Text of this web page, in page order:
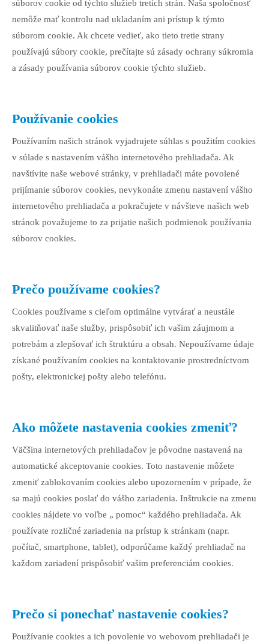
súborov cookie od týchto služieb tretích strán. Naša spoločnosť
nemôže mať kontrolu nad ukladaním ani prístup k týmto
súborom cookie. Ak chcete vedieť, ako tieto tretie strany
používajú súbory cookie, prečítajte sú zásady ochrany súkromia
a zásady používania súborov cookie týchto služieb.
Používanie cookies
Používaním našich stránok vyjadrujete súhlas s použitím cookies
v súlade s nastavením vášho internetového prehliadača. Ak
navštívite naše webové stránky, v prehliadači máte povolené
prijímanie súborov cookies, nevykonáte zmenu nastavení vášho
internetového prehliadača a pokračujete v návšteve našich web
stránok považujeme to za prijatie našich podmienok používania
súborov cookies.
Prečo používame cookies?
Cookies používame s cieľom optimálne vytvárať a neustále
skvalitňovať naše služby, prispôsobiť ich vašim záujmom a
potrebám a zlepšovať ich štruktúru a obsah. Nepoužívame údaje
získané používaním cookies na kontaktovanie prostredníctvom
pošty, elektronickej pošty alebo telefónu.
Ako môžete nastavenia cookies zmeniť?
Väčšina internetových prehliadačov je pôvodne nastavená na
automatické akceptovanie cookies. Toto nastavenie môžete
zmeniť zablokovaním cookies alebo upozornením v prípade, že
sa majú cookies poslať do vášho zariadenia. Inštrukcie na zmenu
cookies nájdete vo voľbe „ pomoc“ každého prehliadača. Ak
používate rozličné zariadenia na prístup k stránkam (napr.
počítač, smartphone, tablet), odporúčame každý prehliadač na
každom zariadení prispôsobiť vašim preferenciám cookies.
Prečo si ponechať nastavenie cookies?
Používanie cookies a ich povolenie vo webovom prehliadači je